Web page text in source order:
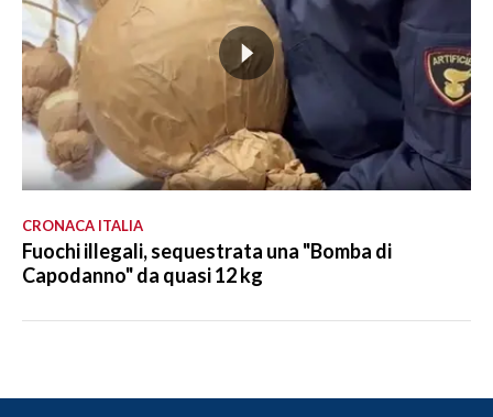
CRONACA ITALIA
Fuochi illegali, sequestrata una "Bomba di
Capodanno" da quasi 12 kg